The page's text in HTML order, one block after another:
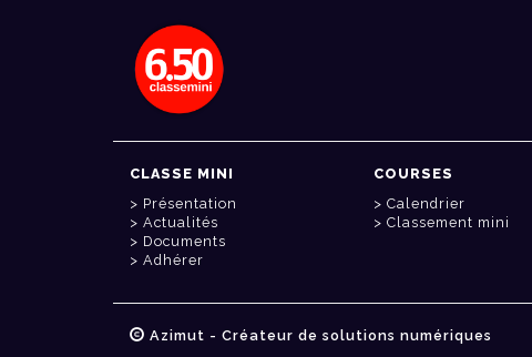
CLASSE MINI
Présentation
Actualités
Documents
Adhérer
COURSES
Calendrier
Classement mini
Azimut - Créateur de solutions numériques